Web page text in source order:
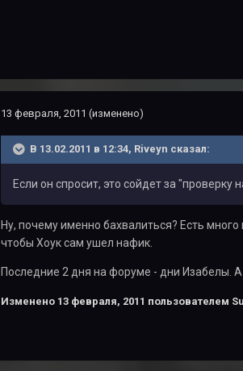
13 февраля, 2011 (изменено)
В 13.02.2011 в 12:34, Riveyn сказал:
Если он спросит, это сойдет за
Ну, почему именно бахвалиться? Есть
чтобы Хоук сам ушел нафик.
Последние 2 дня на форуме - дни Изабелы.
Изменено 13 февраля, 2011 пользователем